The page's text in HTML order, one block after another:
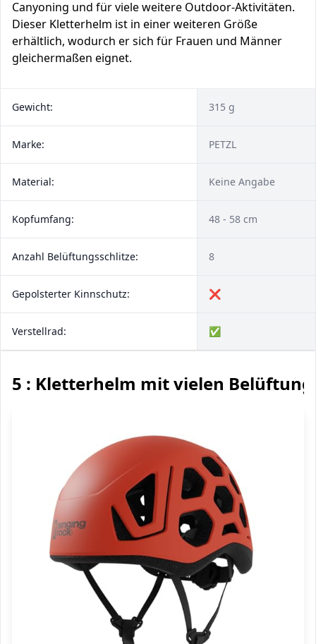
Canyoning und für viele weitere Outdoor-Aktivitäten.
Dieser Kletterhelm ist in einer weiteren Größe
erhältlich, wodurch er sich für Frauen und Männer
gleichermaßen eignet.
Gewicht: 315 g
Marke: PETZL
Material: Keine Angabe
Kopfumfang: 48 - 58 cm
Anzahl Be­lüf­tungs­schlit­ze: 8
Gepolsterter Kinnschutz: ❌
Verstellrad: ✅
5 : Kletterhelm mit vielen